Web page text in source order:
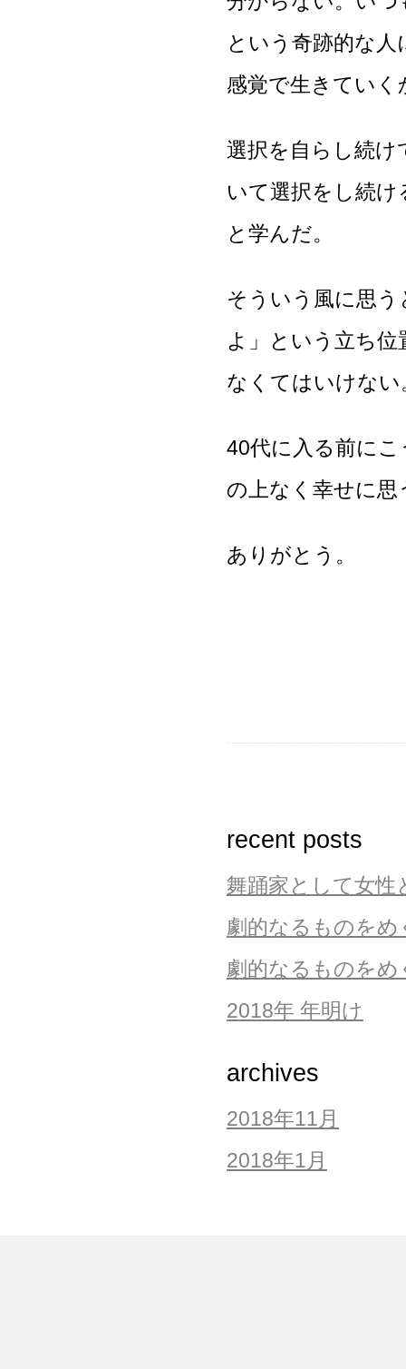
という奇跡的な
感覚で生きてい
選択を自らし続け
いて選択をし続
と学んだ。
そういう風に思
よ」という立ち
なくてはいけない
40代に入る前に
の上なく幸せに思
ありがとう。
recent posts
舞踊家として女性
劇的なるものを
劇的なるものを
2018年 年明け
archives
2018年11月
2018年1月